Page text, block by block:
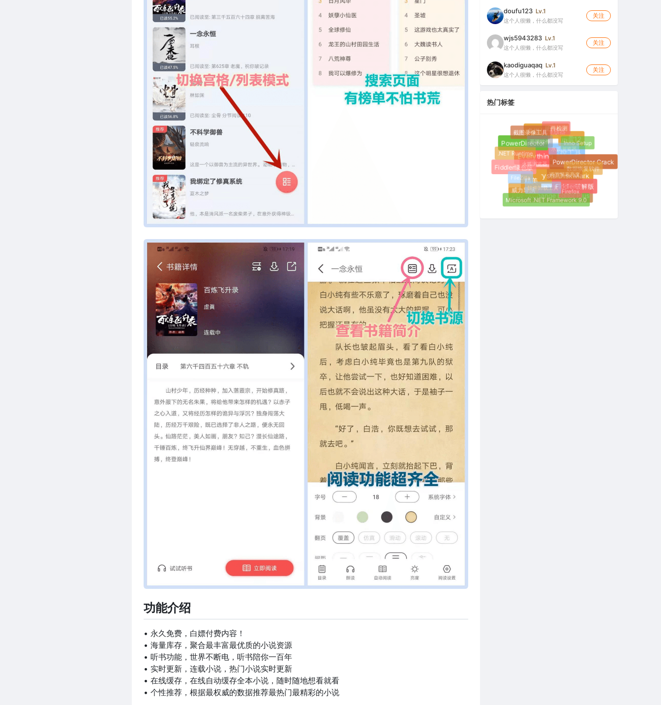
功能介绍
• 永久免费，白嫖付费内容！
• 海量库存，聚合最丰富最优质的小说资源
• 听书功能，世界不断电，听书陪你一百年
• 实时更新，连载小说，热门小说实时更新
• 在线缓存，在线自动缓存全本小说，随时随地想看就看
• 个性推荐，根据最权威的数据推荐最热门最精彩的小说
doufu123 Lv.1
这个人很懒，什么都没写
关注
wjs5943283 Lv.1
这个人很懒，什么都没写
关注
kaodiguaqaq Lv.1
这个人很懒，什么都没写
关注
热门标签
CrystalDiskMark
进程监控工具
Everything
精美
PDF-XChange Editor Plus
Fiddler破解版
PowerDirector Crack
迅雷12
多媒体播放器
PowerDirector
Fiddler绿色版
威力导演
Microsoft .NET Framework 9.0
Firefox
数据恢复软件
Inno Setup
硬件检测
截图录像工具
.NET Runtime
FileZilla
软件卸载工具
调节屏幕亮度
水狐浏览器
开源软件
火狐浏览器